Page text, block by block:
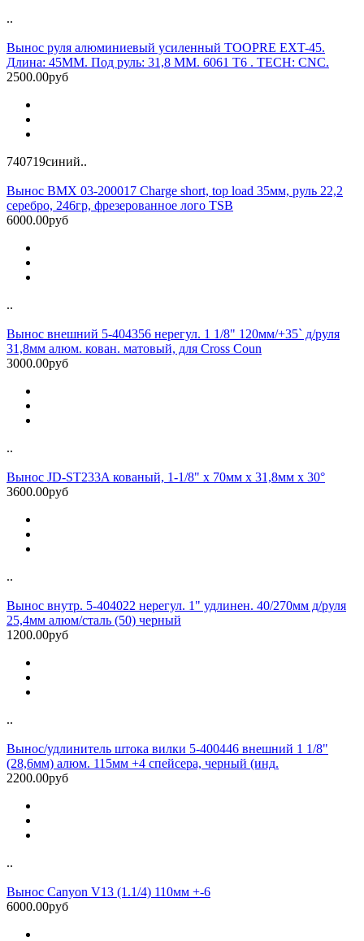
..
Вынос руля алюминиевый усиленный TOOPRE EXT-45.
Длина: 45MM. Под руль: 31,8 ММ. 6061 T6 . TECH: CNC.
2500.00руб
740719синий..
Вынос BMX 03-200017 Charge short, top load 35мм, руль 22,2
серебро, 246гр, фрезерованное лого TSB
6000.00руб
..
Вынос внешний 5-404356 нерегул. 1 1/8" 120мм/+35` д/руля
31,8мм алюм. кован. матовый, для Cross Coun
3000.00руб
..
Вынос JD-ST233A кованый, 1-1/8" х 70мм х 31,8мм х 30°
3600.00руб
..
Вынос внутр. 5-404022 нерегул. 1" удлинен. 40/270мм д/руля
25,4мм алюм/сталь (50) черный
1200.00руб
..
Вынос/удлинитель штока вилки 5-400446 внешний 1 1/8"
(28,6мм) алюм. 115мм +4 спейсера, черный (инд.
2200.00руб
..
Вынос Canyon V13 (1.1/4) 110мм +-6
6000.00руб